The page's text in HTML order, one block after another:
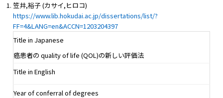
笠井,裕子 (カサイ,ヒロコ)
https://www.lib.hokudai.ac.jp/dissertations/list/?
FF=4&LANG=en&ACCN=1203204397
Title in Japanese
癌患者の quality of life (QOL)の新しい評価法
Title in English
Year of conferral of degrees